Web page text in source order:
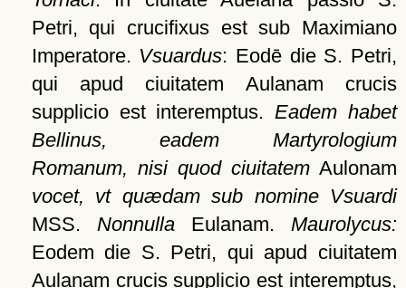
Petri, qui crucifixus est sub Maximiano
Imperatore. Vsuardus: Eodē die S. Petri,
qui apud ciuitatem Aulanam crucis
supplicio est interemptus.Eadem habet
Bellinus, eadem Martyrologium
Romanum, nisi quod ciuitatemAulonam
vocet, vt quædam sub nomine Vsuardi
MSS. NonnullaEulanam. Maurolycus:
Eodem die S. Petri, qui apud ciuitatem
Aulanam crucis supplicio est interemptus,